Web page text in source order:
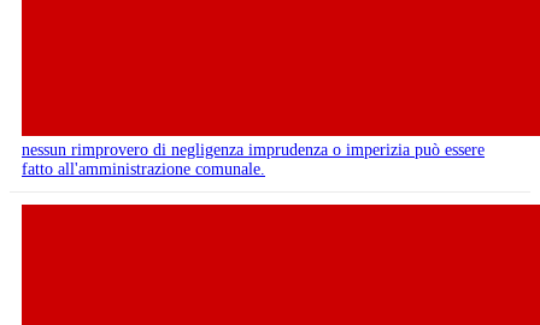
nessun rimprovero di negligenza imprudenza o imperizia può essere
fatto all'amministrazione comunale.